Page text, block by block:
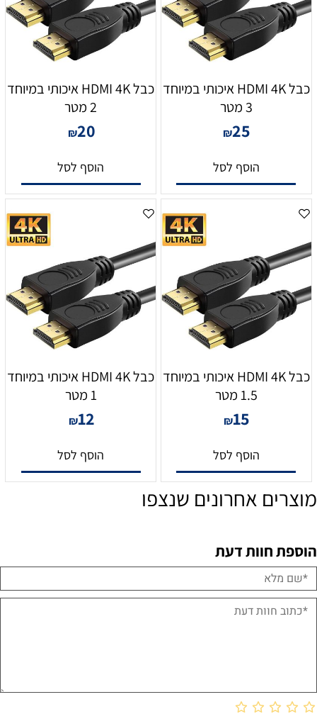
כבל HDMI 4K איכותי במיוחד
3 מטר
₪25
הוסף לסל
כבל HDMI 4K איכותי במיוחד
2 מטר
₪20
הוסף לסל
כבל HDMI 4K איכותי במיוחד
1.5 מטר
₪15
הוסף לסל
כבל HDMI 4K איכותי במיוחד
1 מטר
₪12
הוסף לסל
מוצרים אחרונים שנצפו
הוספת חוות דעת